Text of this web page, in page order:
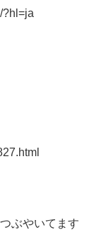
?hl=ja
ぶやいてます